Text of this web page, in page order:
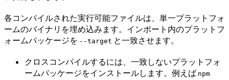
各コンパイルされた実行可能ファイルは、単一プラットフォ
ームのバイナリを埋め込みます。インポート内のプラットフ
ォームパッケージを --target と一致させます。
クロスコンパイルするには、一致しないプラットフォ
ームパッケージをインストールします。例えば npm